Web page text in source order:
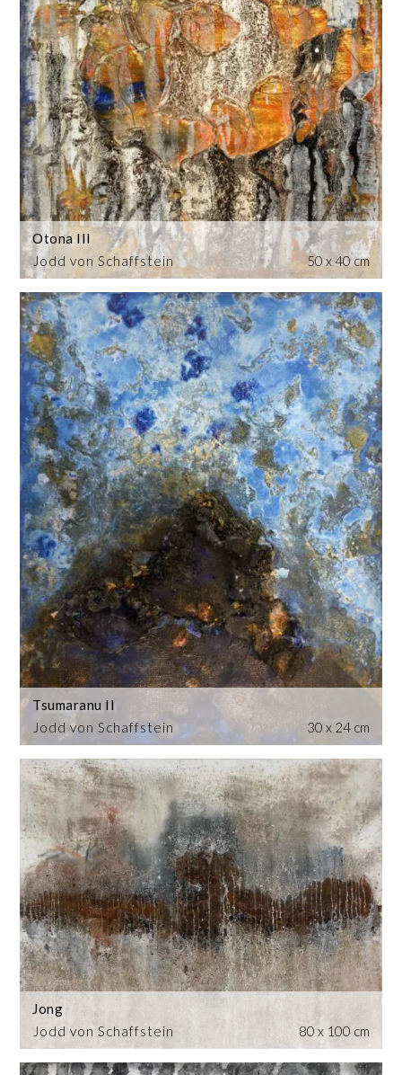
Jodd von Schaffstein
Otona III
50 x 40 cm
Jodd von Schaffstein
Tsumaranu II
30 x 24 cm
Jodd von Schaffstein
Jong
80 x 100 cm